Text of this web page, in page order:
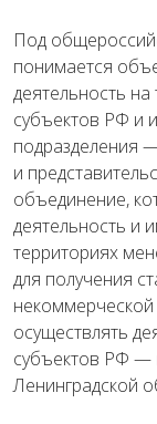
Под
понимается
деятельность
субъектов РФ и
подразделения
и
объединение,
деятельность и
территориях
для получения
некоммерческой
осуществлять
субъектов РФ —
Ленинградской